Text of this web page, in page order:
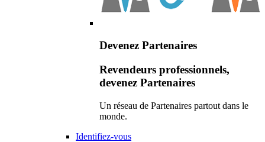
Devenez Partenaires
Revendeurs professionnels,
devenez Partenaires
Un réseau de Partenaires partout dans le
monde.
Identifiez-vous